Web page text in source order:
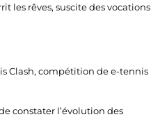
les rêves, suscite des vocations
Clash, compétition de e-tennis
constater l’évolution des